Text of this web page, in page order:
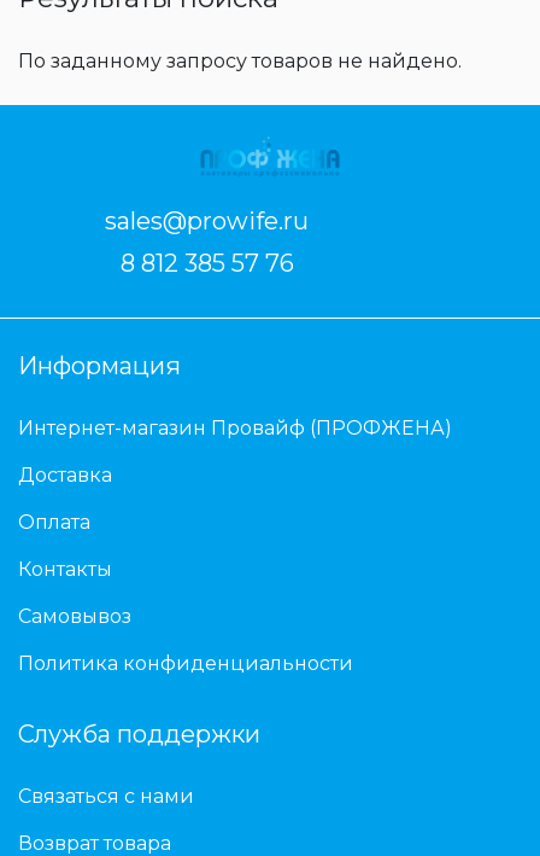
По заданному запросу товаров не найдено.
sales@prowife.ru
8 812 385 57 76
Информация
Интернет-магазин Провайф (ПРОФЖЕНА)
Доставка
Оплата
Контакты
Самовывоз
Политика конфиденциальности
Служба поддержки
Связаться с нами
Возврат товара